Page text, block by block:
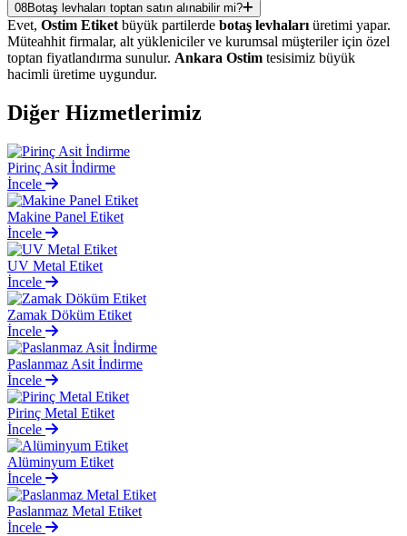
08Botaş levhaları toptan satın alınabilir mi?
Evet, Ostim Etiket büyük partilerde botaş levhaları üretimi yapar.
Müteahhit firmalar, alt yükleniciler ve kurumsal müşteriler için özel
toptan fiyatlandırma sunulur. Ankara Ostim tesisimiz büyük
hacimli üretime uygundur.
Diğer Hizmetlerimiz
Pirinç Asit İndirme
İncele
Makine Panel Etiket
İncele
UV Metal Etiket
İncele
Zamak Döküm Etiket
İncele
Paslanmaz Asit İndirme
İncele
Pirinç Metal Etiket
İncele
Alüminyum Etiket
İncele
Paslanmaz Metal Etiket
İncele